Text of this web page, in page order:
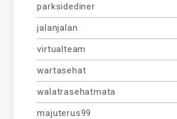
parksidediner
jalanjalan
virtualteam
wartasehat
walatrasehatmata
majuterus99